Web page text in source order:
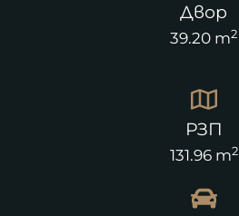
Двор
39.20 m2
РЗП
131.96 m2